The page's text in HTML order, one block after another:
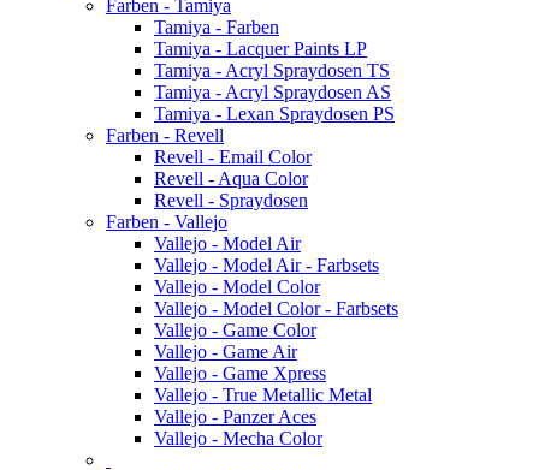
Farben - Tamiya
Tamiya - Farben
Tamiya - Lacquer Paints LP
Tamiya - Acryl Spraydosen TS
Tamiya - Acryl Spraydosen AS
Tamiya - Lexan Spraydosen PS
Farben - Revell
Revell - Email Color
Revell - Aqua Color
Revell - Spraydosen
Farben - Vallejo
Vallejo - Model Air
Vallejo - Model Air - Farbsets
Vallejo - Model Color
Vallejo - Model Color - Farbsets
Vallejo - Game Color
Vallejo - Game Air
Vallejo - Game Xpress
Vallejo - True Metallic Metal
Vallejo - Panzer Aces
Vallejo - Mecha Color